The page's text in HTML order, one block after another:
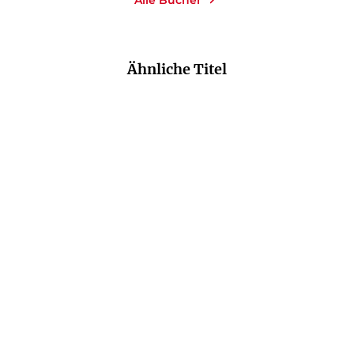
Ähnliche Titel